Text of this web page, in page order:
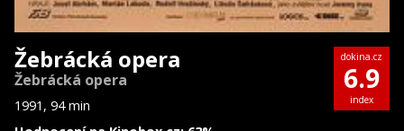
Žebrácká opera
Žebrácká opera
1991, 94 min
dokina.cz
6.9
index